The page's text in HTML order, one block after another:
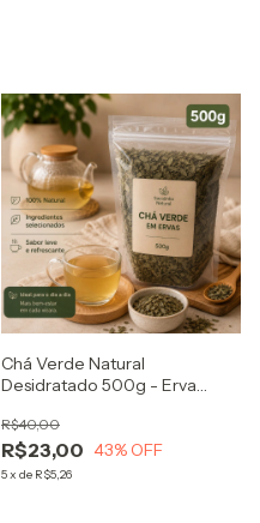
Chá Verde Natural
Desidratado 500g - Erva
Sinensis
R$23,00
R$40,00
43% OFF
5x de R$5,26